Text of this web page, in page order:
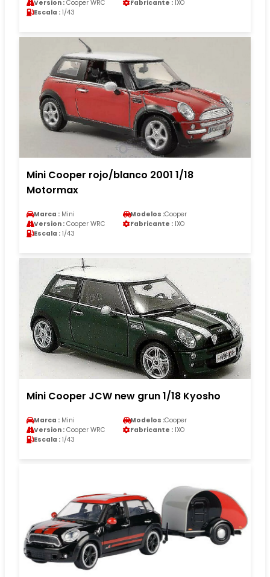
Version : Cooper WRC Fabricante : IXO
Escala : 1/43
Mini Cooper rojo/blanco 2001 1/18
Motormax
Marca : Mini Modelos :Cooper
Version : Cooper WRC Fabricante : IXO
Escala : 1/43
Mini Cooper JCW new grun 1/18 Kyosho
Marca : Mini Modelos :Cooper
Version : Cooper WRC Fabricante : IXO
Escala : 1/43